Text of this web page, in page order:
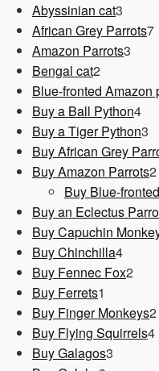
Abyssinian cat3
African Grey Parrots77
Amazon Parrots3
Bengal cat22
Produkte
Blue-fronted Amazon
Buy a Ball Python44
Buy a Tiger Python3
Buy African Grey
Buy Amazon Parrots22
Buy Blue-
Buy an Eclectus
Buy Capuchin
Buy Chinchilla44
Buy Fennec Fox22
Buy Ferrets1
Produkt
Buy Finger Monkeys22
Buy Flying Squirrels44
Buy Galagos3